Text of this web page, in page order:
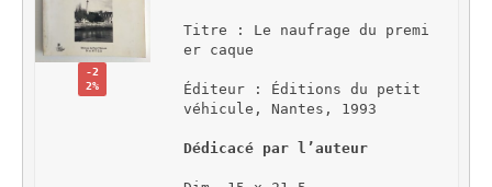
-2
2%
Titre : Le naufrage du premi
er caque
Éditeur : Éditions du petit
véhicule, Nantes, 1993
Dédicacé par l’auteur